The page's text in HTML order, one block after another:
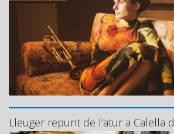
Lleuger repunt de l’atur a Calella